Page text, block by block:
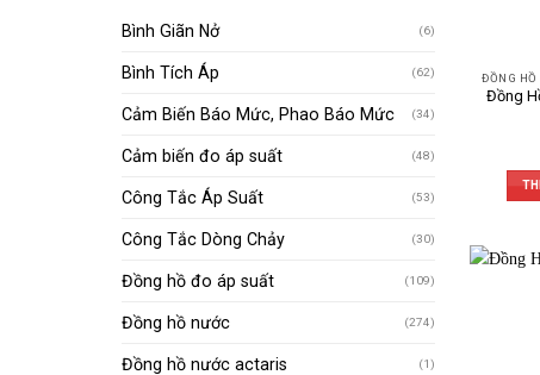
Bình Giãn Nở (6)
Bình Tích Áp (62)
Cảm Biến Báo Mức, Phao Báo Mức (34)
Cảm biến đo áp suất (48)
Công Tắc Áp Suất (53)
Công Tắc Dòng Chảy (30)
Đồng hồ đo áp suất (109)
Đồng hồ nước (274)
Đồng hồ nước actaris (1)
Đồng